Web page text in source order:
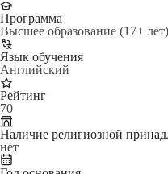
Программа
Высшее образование (17+ лет)
Язык обучения
Английский
Рейтинг
70
Наличие религиозной
нет